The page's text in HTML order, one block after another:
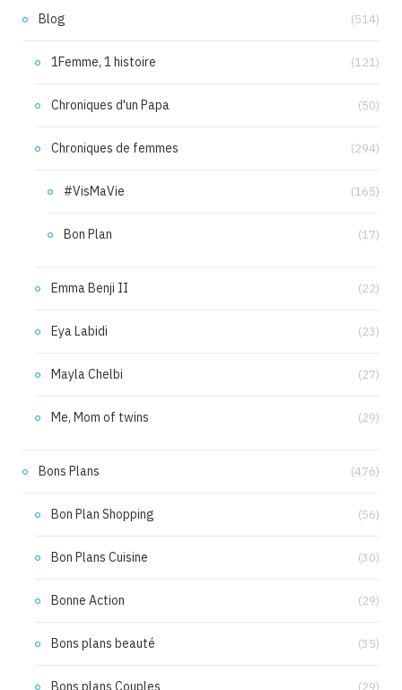
Blog (514)
1Femme, 1 histoire (121)
Chroniques d'un Papa (50)
Chroniques de femmes (294)
#VisMaVie (165)
Bon Plan (17)
Emma Benji II (22)
Eya Labidi (23)
Mayla Chelbi (27)
Me, Mom of twins (29)
Bons Plans (476)
Bon Plan Shopping (56)
Bon Plans Cuisine (30)
Bonne Action (29)
Bons plans beauté (35)
Bons plans Couples (29)